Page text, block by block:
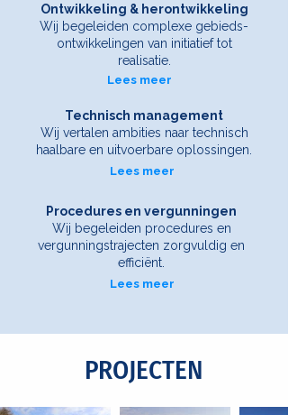
Ontwikkeling & herontwikkeling
Wij begeleiden complexe gebieds-
ontwikkelingen van initiatief tot
realisatie.
Lees meer
Technisch management
Wij vertalen ambities naar technisch
haalbare en uitvoerbare oplossingen.
Lees meer
Procedures en vergunningen
Wij begeleiden procedures en
vergunningstrajecten zorgvuldig en
efficiënt.
Lees meer
PROJECTEN